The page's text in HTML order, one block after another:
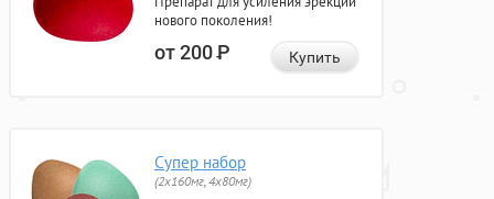
нового поколения!
от 200Р Купить
Супер набор
(2х160мг, 4х80мг)